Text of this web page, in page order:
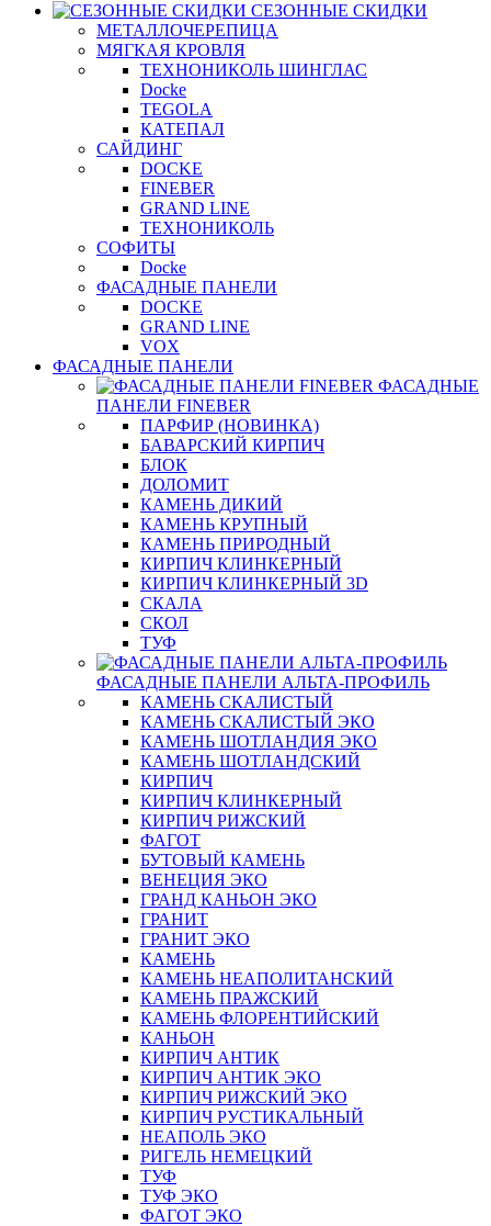
СЕЗОННЫЕ СКИДКИ
МЕТАЛЛОЧЕРЕПИЦА
МЯГКАЯ КРОВЛЯ
ТЕХНОНИКОЛЬ ШИНГЛАС
Docke
TEGOLA
КАТЕПАЛ
САЙДИНГ
DOCKE
FINEBER
GRAND LINE
ТЕХНОНИКОЛЬ
СОФИТЫ
Docke
ФАСАДНЫЕ ПАНЕЛИ
DOCKE
GRAND LINE
VOX
ФАСАДНЫЕ ПАНЕЛИ
ФАСАДНЫЕ
ПАНЕЛИ FINEBER
ПАРФИР (НОВИНКА)
БАВАРСКИЙ КИРПИЧ
БЛОК
ДОЛОМИТ
КАМЕНЬ ДИКИЙ
КАМЕНЬ КРУПНЫЙ
КАМЕНЬ ПРИРОДНЫЙ
КИРПИЧ КЛИНКЕРНЫЙ
КИРПИЧ КЛИНКЕРНЫЙ 3D
СКАЛА
СКОЛ
ТУФ
ФАСАДНЫЕ ПАНЕЛИ АЛЬТА-ПРОФИЛЬ
КАМЕНЬ СКАЛИСТЫЙ
КАМЕНЬ СКАЛИСТЫЙ ЭКО
КАМЕНЬ ШОТЛАНДИЯ ЭКО
КАМЕНЬ ШОТЛАНДСКИЙ
КИРПИЧ
КИРПИЧ КЛИНКЕРНЫЙ
КИРПИЧ РИЖСКИЙ
ФАГОТ
БУТОВЫЙ КАМЕНЬ
ВЕНЕЦИЯ ЭКО
ГРАНД КАНЬОН ЭКО
ГРАНИТ
ГРАНИТ ЭКО
КАМЕНЬ
КАМЕНЬ НЕАПОЛИТАНСКИЙ
КАМЕНЬ ПРАЖСКИЙ
КАМЕНЬ ФЛОРЕНТИЙСКИЙ
КАНЬОН
КИРПИЧ АНТИК
КИРПИЧ АНТИК ЭКО
КИРПИЧ РИЖСКИЙ ЭКО
КИРПИЧ РУСТИКАЛЬНЫЙ
НЕАПОЛЬ ЭКО
РИГЕЛЬ НЕМЕЦКИЙ
ТУФ
ТУФ ЭКО
ФАГОТ ЭКО